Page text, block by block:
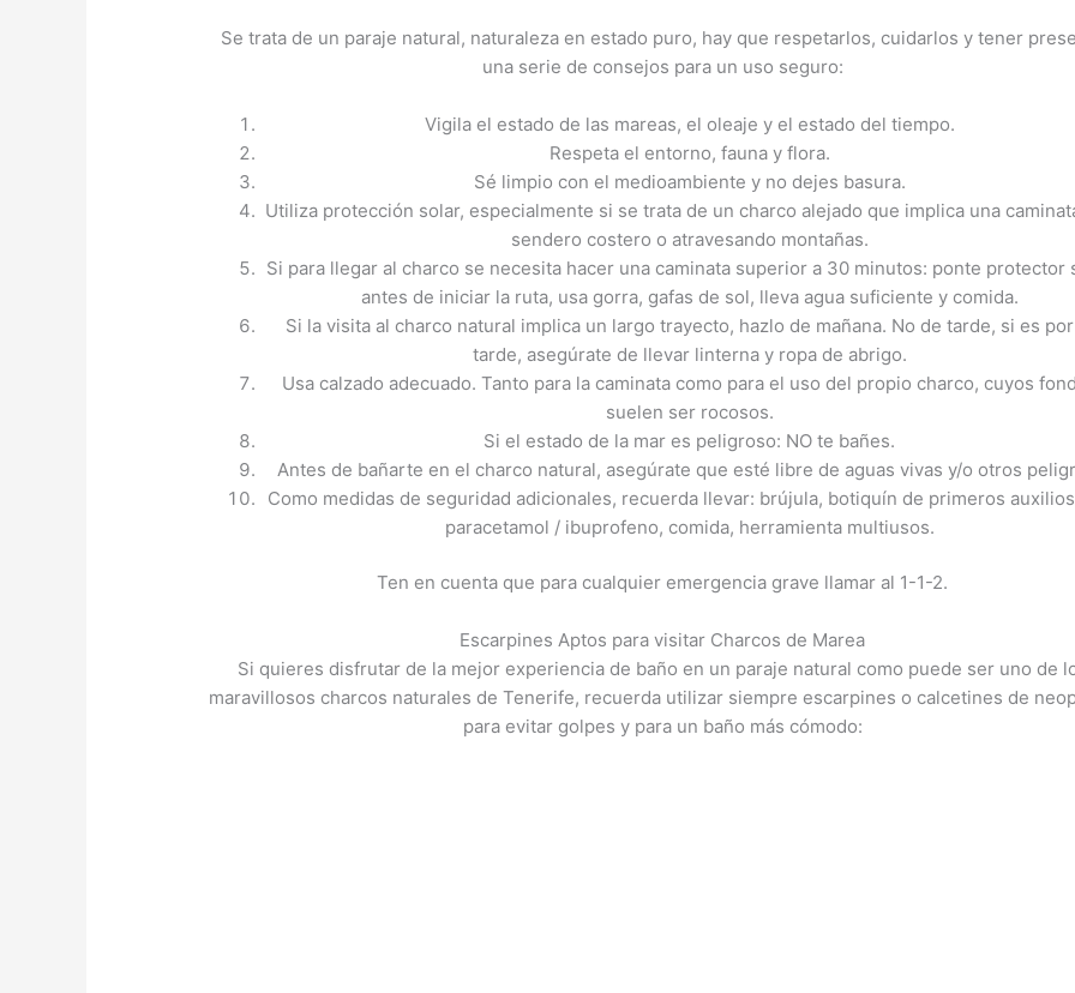
Se trata de un paraje natural, naturaleza en estado puro, hay que respetarlos, cuidarlos y tener
una serie de consejos para un uso seguro:
Vigila el estado de las mareas, el oleaje y el estado del tiempo.
Respeta el entorno, fauna y flora.
Sé limpio con el medioambiente y no dejes basura.
Utiliza protección solar, especialmente si se trata de un charco alejado que implica una
sendero costero o atravesando montañas.
Si para llegar al charco se necesita hacer una caminata superior a 30 minutos: ponte protector
antes de iniciar la ruta, usa gorra, gafas de sol, lleva agua suficiente y comida.
Si la visita al charco natural implica un largo trayecto, hazlo de mañana. No de tarde, si es
tarde, asegúrate de llevar linterna y ropa de abrigo.
Usa calzado adecuado. Tanto para la caminata como para el uso del propio charco, cuyos
suelen ser rocosos.
Si el estado de la mar es peligroso: NO te bañes.
Antes de bañarte en el charco natural, asegúrate que esté libre de aguas vivas y/o otros
Como medidas de seguridad adicionales, recuerda llevar: brújula, botiquín de primeros
paracetamol / ibuprofeno, comida, herramienta multiusos.
Ten en cuenta que para cualquier emergencia grave llamar al 1-1-2.
Escarpines Aptos para visitar Charcos de Marea
Si quieres disfrutar de la mejor experiencia de baño en un paraje natural como puede ser uno de
maravillosos charcos naturales de Tenerife, recuerda utilizar siempre escarpines o calcetines de
para evitar golpes y para un baño más cómodo: